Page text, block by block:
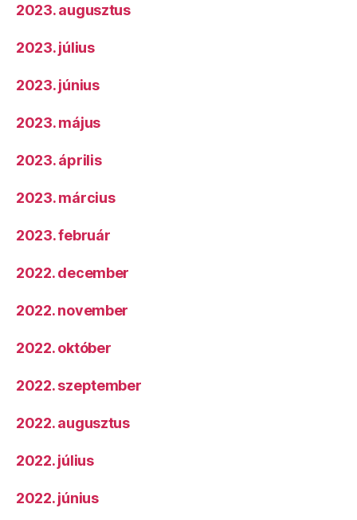
2023. augusztus
2023. július
2023. június
2023. május
2023. április
2023. március
2023. február
2022. december
2022. november
2022. október
2022. szeptember
2022. augusztus
2022. július
2022. június